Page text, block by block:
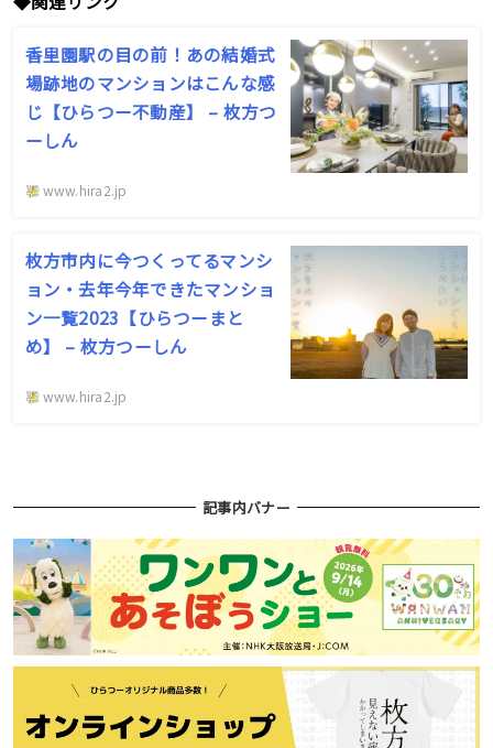
香里園駅の目の前！あの結婚式
場跡地のマンションはこんな感
じ【ひらつー不動産】 – 枚方つ
ーしん
www.hira2.jp
枚方市内に今つくってるマンシ
ョン・去年今年できたマンショ
ン一覧2023【ひらつーまと
め】 – 枚方つーしん
www.hira2.jp
記事内バナー